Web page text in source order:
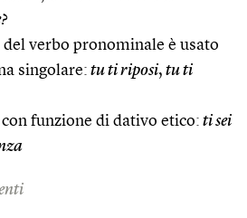
verbo pronominale è usato
singolare: tu ti riposi, tu ti
funzione di dativo etico: ti sei